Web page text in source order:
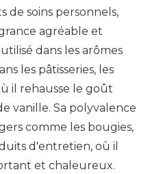
de soins personnels,
agréable et
dans les arômes
les pâtisseries, les
il rehausse le goût
vanille. Sa polyvalence
comme les bougies,
d'entretien, où il
et chaleureux.